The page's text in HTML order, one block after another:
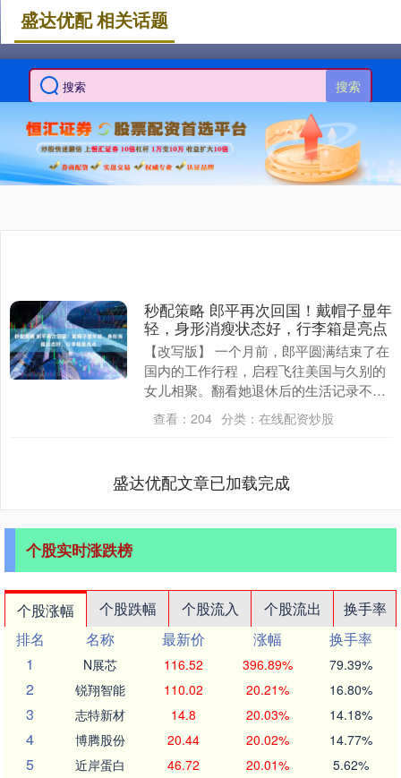
搜索
盛达优配 相关话题
秒配策略 郎平再次回国！戴帽子显年
轻，身形消瘦状态好，行李箱是亮点
【改写版】 一个月前，郎平圆满结束了在
国内的工作行程，启程飞往美国与久别的
女儿相聚。翻看她退休后的生活记录不难
发现，这位铁榔头近年来的冬季几乎都在
海外度过，像候....
查看： 204 分类： 在线配资炒股
盛达优配文章已加载完成
个股实时涨跌榜
个股涨幅 个股跌幅 个股流入 个股流出
换手率
排名
名称 最新价 涨幅
换手率
1
N展芯 116.52 396.89% 79.39%
2 锐翔智能 110.02 20.21% 16.80%
3 志特新材 14.8 20.03% 14.18%
4 博腾股份 20.44 20.02% 14.77%
5 近岸蛋白 46.72 20.01% 5.62%